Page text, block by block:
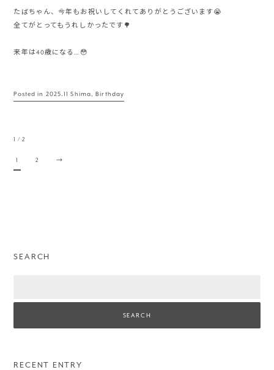
たばちゃん、今年もお祝いしてくれてありがとうございます😭
全てがとってもうれしかったです🌳
来年は40歳になる…😳
Posted in 2025.11 Shima ,Birthday
1 / 2
1 2 →
SEARCH
RECENT ENTRY